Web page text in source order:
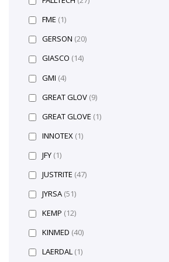
FME (1)
GERSON (20)
GIASCO (14)
GMI (4)
GREAT GLOV (9)
GREAT GLOVE (1)
INNOTEX (1)
JFY (1)
JUSTRITE (47)
JYRSA (51)
KEMP (12)
KINMED (40)
LAERDAL (1)